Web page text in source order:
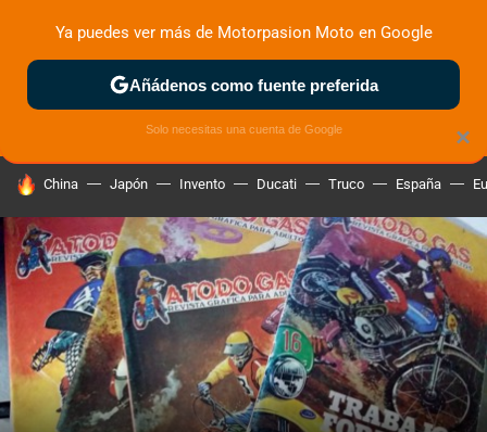
ZONA DE PRUEBAS DEPORTIVAS MOTOS ELÉCTRICAS
HOY SE HABLA DE
China Japón Invento Ducati Truco España
×
Ya puedes ver más de Motorpasion Moto en Google
Añádenos como fuente preferida
Solo necesitas una cuenta de Google